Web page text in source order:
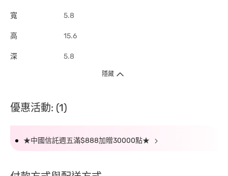
寬 5.8
高 15.6
深 5.8
隱藏
優惠活動: (1)
★中國信託週五滿$888加贈30000點★